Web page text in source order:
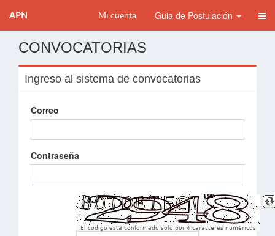
APN Mi cuenta Guia de Postulación
CONVOCATORIAS
Ingreso al sistema de convocatorias
Correo
Contraseña
El codigo esta conformado solo por 4 caracteres numèricos